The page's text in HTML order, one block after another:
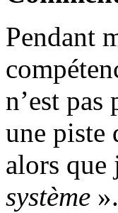
Pendant
n’est
une piste
alors que
système